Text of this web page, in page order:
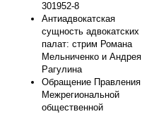
301952-8
Антиадвокатская
сущность адвокатских
палат: стрим Романа
Мельниченко и Андрея
Рагулина
Обращение Правления
Межрегиональной
общественной